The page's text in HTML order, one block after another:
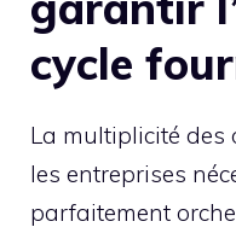
cycle
La multiplicité
les entreprises
parfaitement